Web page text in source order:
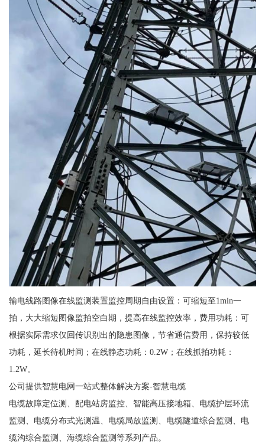
输电线路图像在线监测装置监控周期自由设置：可缩短至1min一
拍，大大缩短图像监拍空白期，提高在线监控效率，费用功耗：可
根据实际需求仅回传识别出的隐患图像，节省通信费用，保持较低
功耗，延长待机时间；在线静态功耗：0.2W；在线抓拍功耗：
1.2W。
公司提供智慧电网一站式整体解决方案-智慧电缆
电缆故障定位测、配电站房监控、智能高压接地箱、电缆护层环流
监测、电缆分布式光测温、电缆局放监测、电缆隧道综合监测、电
缆沟综合监测、海缆综合监测等系列产品。